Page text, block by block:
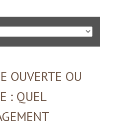
OUVERTE OU
: QUEL